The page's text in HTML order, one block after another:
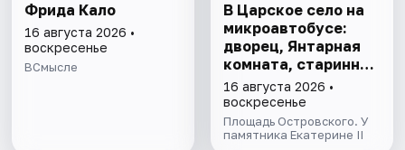
Фрида Кало
16 августа 2026 •
воскресенье
ВСмысле
В Царское село на
микроавтобусе:
дворец, Янтарная
комната, старинный
парк
16 августа 2026 •
воскресенье
Площадь Островского. У
памятника Екатерине II